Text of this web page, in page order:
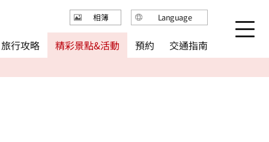
旅行攻略 精彩景點&活動 預約 交通指南
相簿 Language
English
简体中文